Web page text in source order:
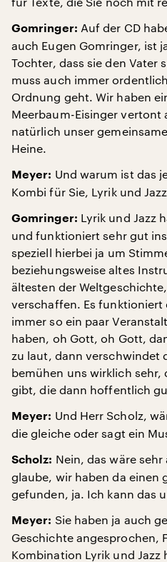
Gomringer: Auf der CD
auch Eugen Gomringer, ist
Tochter, dass sie den Vater
muss auch immer
Ordnung geht. Wir haben
Meerbaum-Eisinger vertont
natürlich unser
Heine.
Meyer: Und warum ist das
Kombi für Sie, Lyrik und
Gomringer: Lyrik und Jazz
und funktioniert sehr gut
speziell hierbei ja um
beziehungsweise altes
ältesten der
verschaffen. Es funktioniert
immer so ein paar
haben, oh Gott, oh Gott,
zu laut, dann verschwindet
bemühen uns wirklich sehr,
gibt, die dann hoffentlich
Meyer: Und Herr Scholz,
die gleiche oder sagt ein
Scholz: Nein, das wäre
glaube, wir haben da einen
gefunden, ja. Ich kann das
Meyer: Sie haben ja auch
Geschichte angesprochen,
Kombination Lyrik und Jazz